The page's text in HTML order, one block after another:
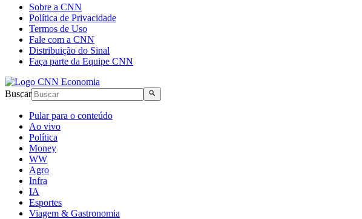
Sobre a CNN
Política de Privacidade
Termos de Uso
Fale com a CNN
Distribuição do Sinal
Faça parte da Equipe CNN
Buscar
Pular para o conteúdo
Ao vivo
Política
Money
WW
Agro
Infra
IA
Esportes
Viagem & Gastronomia